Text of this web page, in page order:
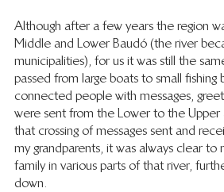
Although after a few years the region
Middle and Lower Baudó (the river
municipalities), for us it was still the
passed from large boats to small fishing
connected people with messages,
were sent from the Lower to the Upper
that crossing of messages sent and
my grandparents, it was always clear to
family in various parts of that river,
down.